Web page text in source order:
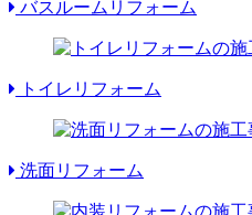
バスルームリフォーム
トイレリフォーム
洗面リフォーム